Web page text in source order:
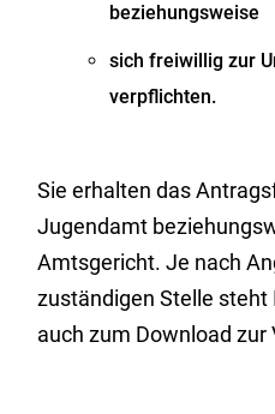
beziehungsweise
sich freiwillig zur
verpflichten.
Sie erhalten das
Jugendamt
Amtsgericht.Je nach
zuständigen Stelle steht
auch zum Download zur